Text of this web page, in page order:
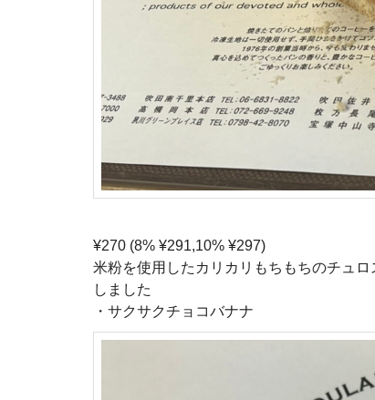
¥270 (8% ¥291,10% ¥297)
米粉を使用したカリカリもちもちのチュ
しました
・サクサクチョコバナナ